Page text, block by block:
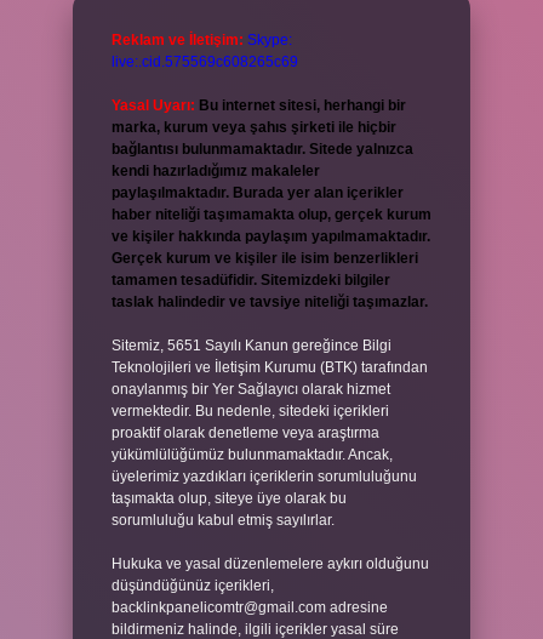
Reklam ve İletişim: Skype:
live:.cid.575569c608265c69
Yasal Uyarı: Bu internet sitesi, herhangi bir
marka, kurum veya şahıs şirketi ile hiçbir
bağlantısı bulunmamaktadır. Sitede yalnızca
kendi hazırladığımız makaleler
paylaşılmaktadır. Burada yer alan içerikler
haber niteliği taşımamakta olup, gerçek kurum
ve kişiler hakkında paylaşım yapılmamaktadır.
Gerçek kurum ve kişiler ile isim benzerlikleri
tamamen tesadüfidir. Sitemizdeki bilgiler
taslak halindedir ve tavsiye niteliği taşımazlar.
Sitemiz, 5651 Sayılı Kanun gereğince Bilgi
Teknolojileri ve İletişim Kurumu (BTK) tarafından
onaylanmış bir Yer Sağlayıcı olarak hizmet
vermektedir. Bu nedenle, sitedeki içerikleri
proaktif olarak denetleme veya araştırma
yükümlülüğümüz bulunmamaktadır. Ancak,
üyelerimiz yazdıkları içeriklerin sorumluluğunu
taşımakta olup, siteye üye olarak bu
sorumluluğu kabul etmiş sayılırlar.
Hukuka ve yasal düzenlemelere aykırı olduğunu
düşündüğünüz içerikleri,
backlinkpanelicomtr@gmail.com adresine
bildirmeniz halinde, ilgili içerikler yasal süre